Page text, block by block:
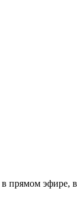
в прямом эфире, в